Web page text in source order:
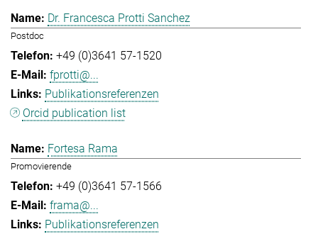
Dr. Francesca Protti Sanchez
Postdoc
+49 (0)3641 57-1520
fprotti@...
Publikationsreferenzen
Orcid publication list
Fortesa Rama
Promovierende
+49 (0)3641 57-1566
frama@...
Publikationsreferenzen